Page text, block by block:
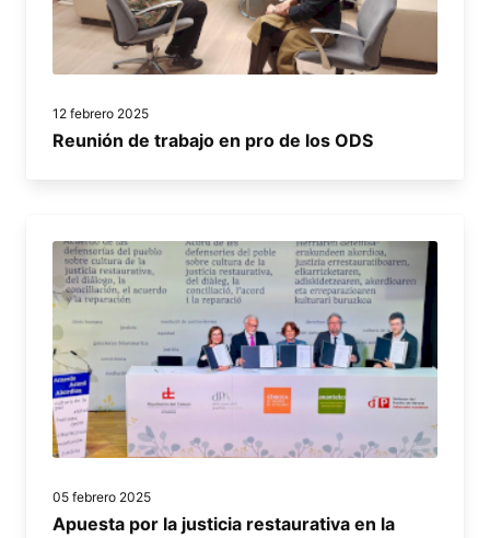
12 febrero 2025
Reunión de trabajo en pro de los ODS
05 febrero 2025
Apuesta por la justicia restaurativa en la